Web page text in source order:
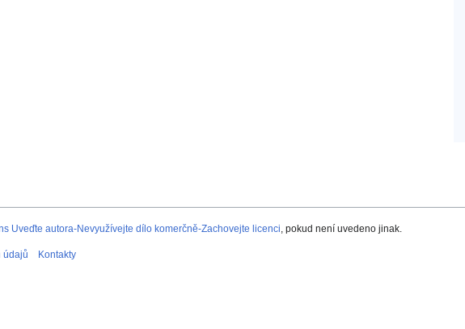
Uveďte autora-Nevyužívejte dílo komerčně-Zachovejte licenci, pokud není uvedeno jinak.
údajů Kontakty